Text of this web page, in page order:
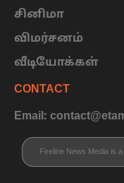
சினிமா
விமர்சனம்
வீடியோக்கள்
CONTACT
Email:
Fireline News Media is